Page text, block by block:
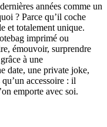
années comme un
? Parce qu’il coche
et totalement unique.
imprimé ou
émouvoir, surprendre
à une
date, une private joke,
accessoire : il
emporte avec soi.